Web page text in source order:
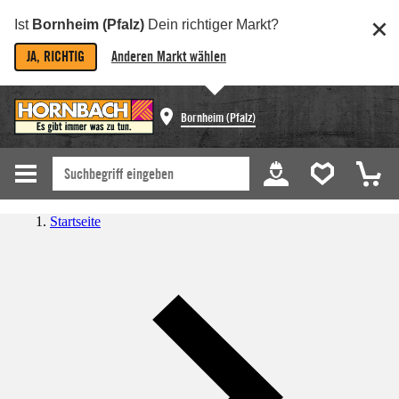
Ist Bornheim (Pfalz) Dein richtiger Markt?
JA, RICHTIG Anderen Markt wählen
Bornheim (Pfalz)
Startseite